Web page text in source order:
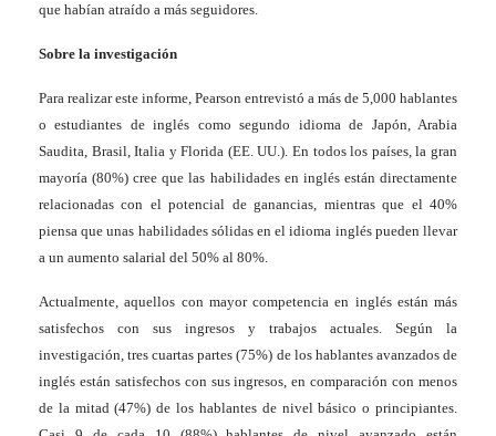
que habían atraído a más seguidores.
Sobre la investigación
Para realizar este informe, Pearson entrevistó a más de 5,000 hablantes
o estudiantes de inglés como segundo idioma de Japón, Arabia
Saudita, Brasil, Italia y Florida (EE. UU.). En todos los países, la gran
mayoría (80%) cree que las habilidades en inglés están directamente
relacionadas con el potencial de ganancias, mientras que el 40%
piensa que unas habilidades sólidas en el idioma inglés pueden llevar
a un aumento salarial del 50% al 80%.
Actualmente, aquellos con mayor competencia en inglés están más
satisfechos con sus ingresos y trabajos actuales. Según la
investigación, tres cuartas partes (75%) de los hablantes avanzados de
inglés están satisfechos con sus ingresos, en comparación con menos
de la mitad (47%) de los hablantes de nivel básico o principiantes.